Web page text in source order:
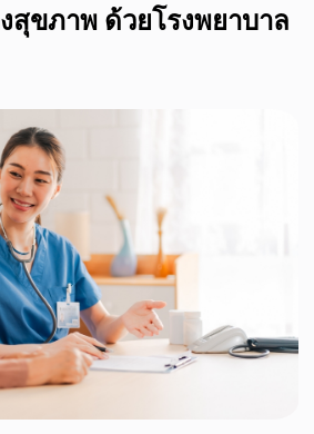
สุขภาพ ด้วยโรงพยาบาล